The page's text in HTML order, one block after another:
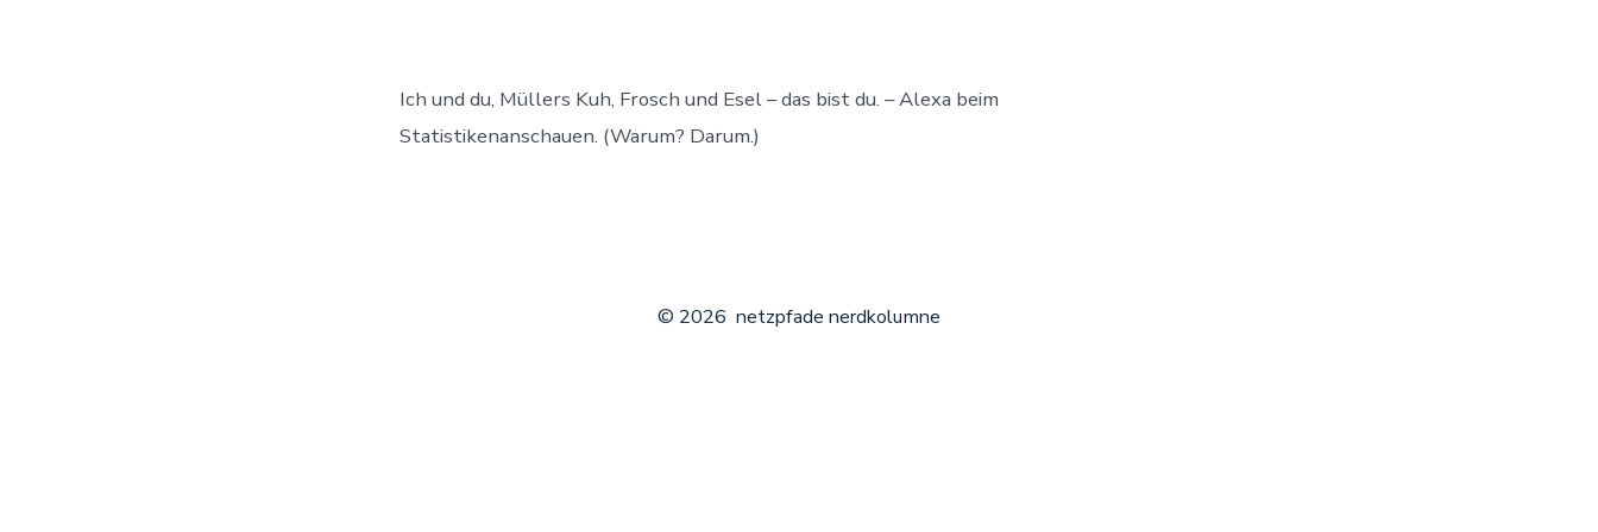
Ich und du, Müllers Kuh, Frosch und Esel – das bist du. – Alexa beim
Statistikenanschauen. (Warum? Darum.)
© 2026 netzpfade nerdkolumne